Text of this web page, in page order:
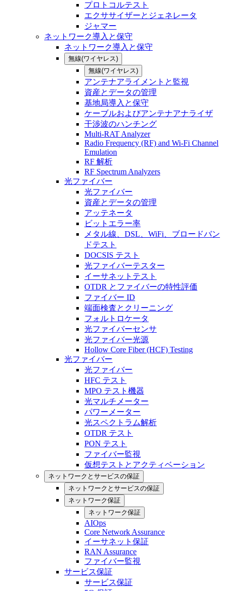
プロトコルテスト
エクササイザーとジェネレータ
ジャマー
ネットワーク導入と保守
ネットワーク導入と保守
無線(ワイヤレス)
無線(ワイヤレス)
アンテナアライメントと監視
資産とデータの管理
基地局導入と保守
ケーブルおよびアンテナアナライザ
干渉波のハンチング
Multi-RAT Analyzer
Radio Frequency (RF) and Wi-Fi Channel
Emulation
RF 解析
RF Spectrum Analyzers
光ファイバー
光ファイバー
資産とデータの管理
アッテネータ
ビットエラー率
メタル線、DSL、WiFi、ブロードバン
ドテスト
DOCSIS テスト
光ファイバーテスター
イーサネットテスト
OTDR とファイバーの特性評価
ファイバー ID
端面検査とクリーニング
フォルトロケータ
光ファイバーセンサ
光ファイバー光源
Hollow Core Fiber (HCF) Testing
光ファイバー
光ファイバー
HFC テスト
MPO テスト機器
光マルチメーター
パワーメーター
光スペクトラム解析
OTDR テスト
PON テスト
ファイバー監視
仮想テストとアクティベーション
ネットワークとサービスの保証
ネットワークとサービスの保証
ネットワーク保証
ネットワーク保証
AIOps
Core Network Assurance
イーサネット保証
RAN Assurance
ファイバー監視
サービス保証
サービス保証